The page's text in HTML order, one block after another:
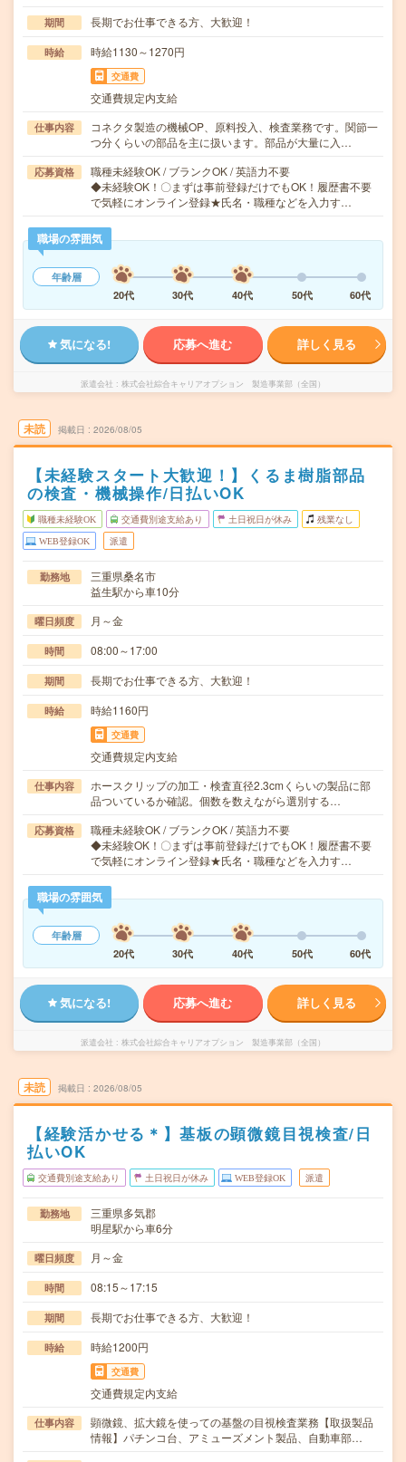
期間 長期でお仕事できる方、大歓迎！
時給 時給1130～1270円
交通費
交通費規定内支給
仕事内容
コネクタ製造の機械OP、原料投入、検査業務です。関節一
つ分くらいの部品を主に扱います。部品が大量に入…
応募資格
職種未経験OK / ブランクOK / 英語力不要
◆未経験OK！〇まずは事前登録だけでもOK！履歴書不要
で気軽にオンライン登録★氏名・職種などを入力す…
職場の雰囲気
年齢層
20代
30代 40代 50代 60代
気になる! 応募へ進む 詳しく見る
派遣会社 株式会社綜合キャリアオプション 製造事業部（全国）
未読 掲載日 2026/08/05
【未経験スタート大歓迎！】くるま樹脂部品
の検査・機械操作/日払いOK
職種未経験OK 交通費別途支給あり 土日祝日が休み 残業なし
WEB登録OK 派遣
勤務地
三重県桑名市
益生駅から車10分
曜日頻度 月～金
時間 08:00～17:00
期間 長期でお仕事できる方、大歓迎！
時給 時給1160円
交通費
交通費規定内支給
仕事内容
ホースクリップの加工・検査直径2.3cmくらいの製品に部
品ついているか確認。個数を数えながら選別する…
応募資格
職種未経験OK / ブランクOK / 英語力不要
◆未経験OK！〇まずは事前登録だけでもOK！履歴書不要
で気軽にオンライン登録★氏名・職種などを入力す…
職場の雰囲気
年齢層
20代
30代 40代 50代 60代
気になる! 応募へ進む 詳しく見る
派遣会社 株式会社綜合キャリアオプション 製造事業部（全国）
未読 掲載日 2026/08/05
【経験活かせる＊】基板の顕微鏡目視検査/日
払いOK
交通費別途支給あり 土日祝日が休み WEB登録OK 派遣
勤務地
三重県多気郡
明星駅から車6分
曜日頻度 月～金
時間 08:15～17:15
期間 長期でお仕事できる方、大歓迎！
時給 時給1200円
交通費
交通費規定内支給
仕事内容
顕微鏡、拡大鏡を使っての基盤の目視検査業務【取扱製品
情報】パチンコ台、アミューズメント製品、自動車部…